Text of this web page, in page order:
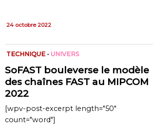
24 octobre 2022
TECHNIQUE - UNIVERS
SoFAST bouleverse le modèle
des chaînes FAST au MIPCOM
2022
[wpv-post-excerpt length="50"
count="word"]